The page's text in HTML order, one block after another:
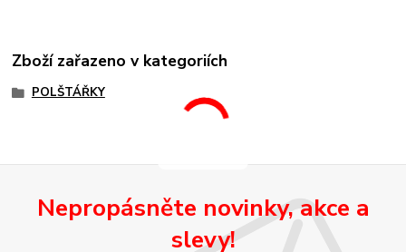
Zboží zařazeno v kategoriích
POLŠTÁŘKY
Nepropásněte novinky, akce a
slevy!